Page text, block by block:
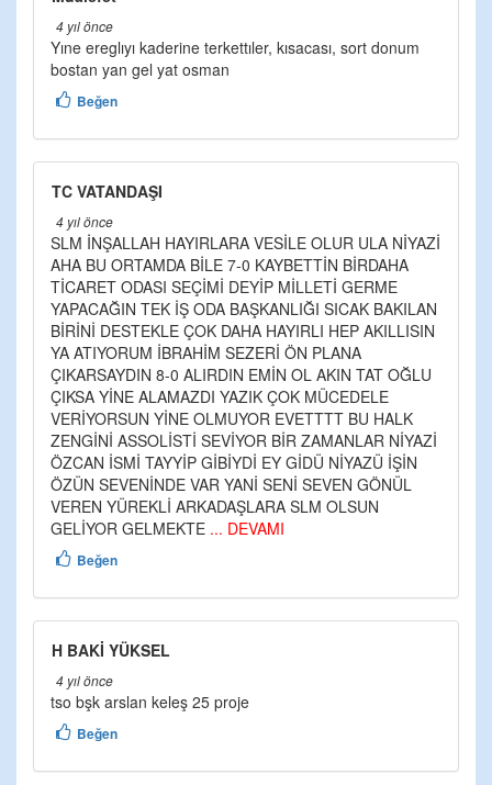
4 yıl önce
Yıne ereglıyı kaderine terkettıler, kısacası, sort donum
bostan yan gel yat osman
Beğen
TC VATANDAŞI
4 yıl önce
SLM İNŞALLAH HAYIRLARA VESİLE OLUR ULA NİYAZİ
AHA BU ORTAMDA BİLE 7-0 KAYBETTİN BİRDAHA
TİCARET ODASI SEÇİMİ DEYİP MİLLETİ GERME
YAPACAĞIN TEK İŞ ODA BAŞKANLIĞI SICAK BAKILAN
BİRİNİ DESTEKLE ÇOK DAHA HAYIRLI HEP AKILLISIN
YA ATIYORUM İBRAHİM SEZERİ ÖN PLANA
ÇIKARSAYDIN 8-0 ALIRDIN EMİN OL AKIN TAT OĞLU
ÇIKSA YİNE ALAMAZDI YAZIK ÇOK MÜCEDELE
VERİYORSUN YİNE OLMUYOR EVETTTT BU HALK
ZENGİNİ ASSOLİSTİ SEVİYOR BİR ZAMANLAR NİYAZİ
ÖZCAN İSMİ TAYYİP GİBİYDİ EY GİDÜ NİYAZÜ İŞİN
ÖZÜN SEVENİNDE VAR YANİ SENİ SEVEN GÖNÜL
VEREN YÜREKLİ ARKADAŞLARA SLM OLSUN
GELİYOR GELMEKTE ... DEVAMI
Beğen
H BAKİ YÜKSEL
4 yıl önce
tso bşk arslan keleş 25 proje
Beğen